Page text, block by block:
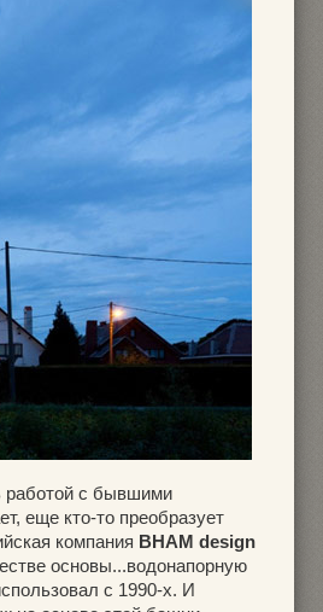
работой с бывшими
еще кто-то преобразует
компания BHAM design
основы...водонапорную
с 1990-х. И